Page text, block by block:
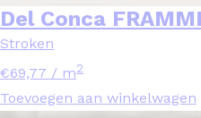
Del Conca
Stroken
€69,77 / m2
Toevoegen aan winkelwagen